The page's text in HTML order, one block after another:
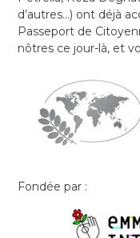
d’autres…) ont déjà
Passeport de
nôtres ce jour-là, et
Fondée par :